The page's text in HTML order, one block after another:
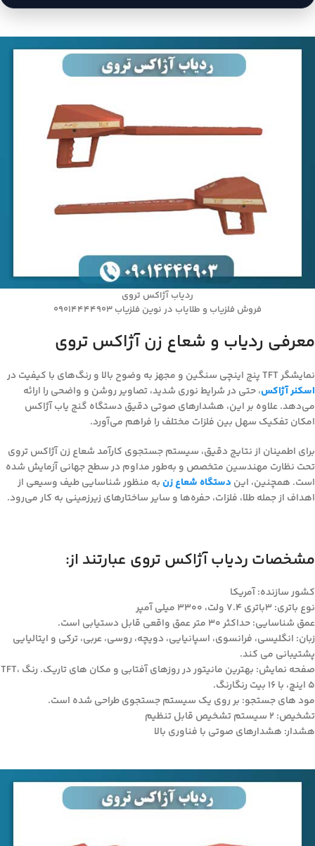
ردیاب آژاکس تروی
فروش فلزیاب و طلایاب در نوین فلزیاب 09014444903
معرفی ردیاب و شعاع زن آژاکس تروی
نمایشگر TFT پنج اینچی سنگین و مجهز به وضوح بالا و رنگ‌های با کیفیت در
اسکنر آژاکس، حتی در شرایط نوری شدید، تصاویر روشن و واضحی را ارائه
می‌دهد. علاوه بر این، هشدارهای صوتی دقیق دستگاه گنج یاب آژاکس
امکان تفکیک سهل بین فلزات مختلف را فراهم می‌آورد.
برای اطمینان از نتایج دقیق، سیستم جستجوی کارآمد شعاع زن آژاکس تروی
تحت نظارت مهندسین متخصص و به‌طور مداوم در سطح جهانی آزمایش شده
است. همچنین، ایندستگاه شعاع زنبه منظور شناسایی طیف وسیعی از
اهداف از جمله طلا، فلزات، حفره‌ها و سایر ساختارهای زیرزمینی به کار می‌رود.
مشخصات ردیاب آژاکس تروی عبارتند از:
کشور سازنده: آمریکا
نوع باتری: 3باتری 7.4 ولت، 3300 میلی آمپر
عمق شناسایی: حداکثر 30 متر عمق واقعی قابل دستیابی است.
زبان: انگلیسی، فرانسوی، اسپانیایی، دویچه، روسی، عربی، ترکی و ایتالیایی
پشتیبانی می کند.
صفحه نمایش: بهترین مانیتور در روزهای آفتابی و مکان های تاریک. رنگ TFT،
5 اینچ، با 16 بیت رنگارنگ.
مود های جستجو: بر روی یک سیستم جستجوی طراحی شده است.
تشخیص: 2 سیستم تشخیص قابل تنظیم
هشدار: هشدارهای صوتی با فناوری بالا